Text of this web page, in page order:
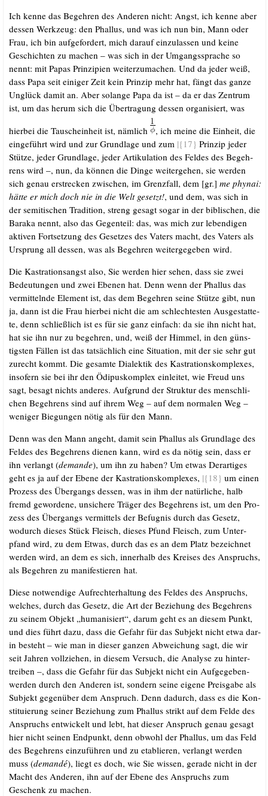
Ich ken­ne das Begeh­ren des Ande­ren nicht: Angst, ich ken­ne aber
des­sen Werk­zeug: den Phal­lus, und was ich nun bin, Mann oder
Frau, ich bin auf­ge­for­dert, mich dar­auf ein­zu­las­sen und kei­ne
Geschich­ten zu machen – was sich in der Umgangs­spra­che so
nennt: mit Papas Prin­zi­pi­en wei­ter­zu­ma­chen. Und da jeder weiß,
dass Papa seit eini­ger Zeit kein Prin­zip mehr hat, fängt das gan­ze
Unglück damit an. Aber solan­ge Papa da ist – da er das Zen­trum
ist, um das her­um sich die Über­tra­gung des­sen orga­ni­siert, was
hier­bei die Tau­schein­heit ist, näm­lich
, ich mei­ne die Ein­heit, die
ein­ge­führt wird und zur Grund­la­ge und zum |{17} Prin­zip jeder
Stüt­ze, jeder Grund­la­ge, jeder Arti­ku­la­ti­on des Fel­des des Begeh­
rens wird –, nun, da kön­nen die Din­ge wei­ter­ge­hen, sie wer­den
sich genau erstre­cken zwi­schen, im Grenz­fall, dem [gr.] me phy­nai:
hät­te er mich doch nie in die Welt gesetzt!, und dem, was sich in
der semi­ti­schen Tra­di­ti­on, streng gesagt sogar in der bibli­schen, die
Bara­ka nennt, also das Gegen­teil: das, was mich zur leben­di­gen
akti­ven Fort­set­zung des Geset­zes des Vaters macht, des Vaters als
Ursprung all des­sen, was als Begeh­ren wei­ter­ge­ge­ben wird.
Die Kas­tra­ti­ons­angst also, Sie wer­den hier sehen, dass sie zwei
Bedeu­tun­gen und zwei Ebe­nen hat. Denn wenn der Phal­lus das
ver­mit­teln­de Ele­ment ist, das dem Begeh­ren sei­ne Stüt­ze gibt, nun
ja, dann ist die Frau hier­bei nicht die am schlech­tes­ten Aus­ge­stat­te­
te, denn schließ­lich ist es für sie ganz ein­fach: da sie ihn nicht hat,
hat sie ihn nur zu begeh­ren, und, weiß der Him­mel, in den güns­
tigs­ten Fäl­len ist das tat­säch­lich eine Situa­ti­on, mit der sie sehr gut
zurecht kommt. Die gesam­te Dia­lek­tik des Kas­tra­ti­ons­kom­ple­xes,
inso­fern sie bei ihr den Ödi­pus­kom­plex ein­lei­tet, wie Freud uns
sagt, besagt nichts ande­res. Auf­grund der Struk­tur des mensch­li­
chen Begeh­rens sind auf ihrem Weg – auf dem nor­ma­len Weg –
weni­ger Bie­gun­gen nötig als für den Mann.
Denn was den Mann angeht, damit sein Phal­lus als Grund­la­ge des
Fel­des des Begeh­rens die­nen kann, wird es da nötig sein, dass er
ihn ver­langt (deman­de), um ihn zu haben? Um etwas Der­ar­ti­ges
geht es ja auf der Ebe­ne der Kas­tra­ti­ons­kom­ple­xes, |{18} um einen
Pro­zess des Über­gangs des­sen, was in ihm der natür­li­che, halb
fremd gewor­de­ne, unsi­che­re Trä­ger des Begeh­rens ist, um den Pro­
zess des Über­gangs ver­mit­tels der Befug­nis durch das Gesetz,
wodurch die­ses Stück Fleisch, die­ses Pfund Fleisch, zum Unter­
pfand wird, zu dem Etwas, durch das es an dem Platz bezeich­net
wer­den wird, an dem es sich, inner­halb des Krei­ses des Anspruchs,
als Begeh­ren zu mani­fes­tie­ren hat.
Die­se not­wen­di­ge Auf­recht­erhal­tung des Fel­des des Anspruchs,
wel­ches, durch das Gesetz, die Art der Bezie­hung des Begeh­rens
zu sei­nem Objekt „huma­ni­siert“, dar­um geht es an die­sem Punkt,
und dies führt dazu, dass die Gefahr für das Sub­jekt nicht etwa dar­
in besteht – wie man in die­ser gan­zen Abwei­chung sagt, die wir
seit Jah­ren voll­zie­hen, in die­sem Ver­such, die Ana­ly­se zu hin­ter­
trei­ben –, dass die Gefahr für das Sub­jekt nicht ein Auf­ge­ge­ben­
wer­den durch den Ande­ren ist, son­dern sei­ne eige­ne Preis­ga­be als
Sub­jekt gegen­über dem Anspruch. Denn dadurch, dass es die Kon­
sti­tu­ie­rung sei­ner Bezie­hung zum Phal­lus strikt auf dem Fel­de des
Anspruchs ent­wi­ckelt und lebt, hat die­ser Anspruch genau gesagt
hier nicht sei­nen End­punkt, denn obwohl der Phal­lus, um das Feld
des Begeh­rens ein­zu­füh­ren und zu eta­blie­ren, ver­langt wer­den
muss (deman­dé), liegt es doch, wie Sie wis­sen, gera­de nicht in der
Macht des Ande­ren, ihn auf der Ebe­ne des Anspruchs zum
Geschenk zu machen.